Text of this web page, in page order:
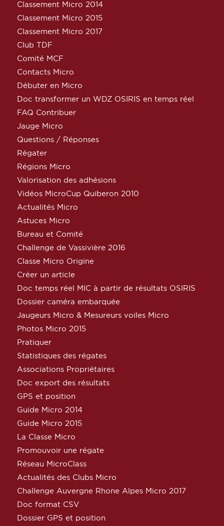
Classement Micro 2014
Classement Micro 2015
Classement Micro 2017
Club TDF
Comité MCF
Contacts Micro
Débuter en Micro
Doc transformer un WDZ OSIRIS en temps réel
FAQ Contribuer
Jauge Micro
Questions / Réponses
Régater
Régions Micro
Valorisation des adhésions
Vidéos MicroCup Quiberon 2010
Actualités Micro
Astuces Micro
Bureau et Comité
Challenge de Vassivière 2016
Classe Micro Origine
Créer un article
Doc temps réel MIC à partir de résultats OSIRIS
Dossier caméra embarquée
Jaugeurs Micro & Mesureurs voiles Micro
Photos Micro 2015
Pratiquer
Statistiques des régates
Associations Propriétaires
Doc export des résultats
GPS et position
Guide Micro 2014
Guide Micro 2015
La Classe Micro
Promouvoir une régate
Réseau MicroClass
Actualités des Clubs Micro
Challenge Auvergne Rhone Alpes Micro 2017
Doc format CSV
Dossier GPS et position